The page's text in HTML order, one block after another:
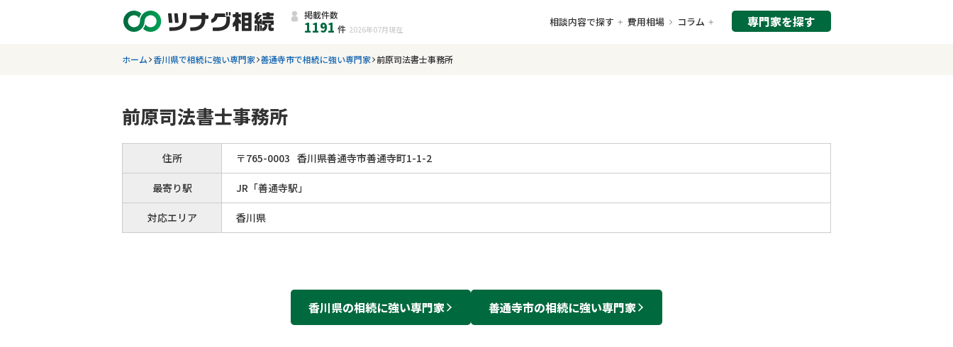
掲載件数
1191 件 2026年07月 現在
相談内容で探す 費用相場 コラム 専門家を探す
ホーム 香川県で相続に強い専門家 善通寺市で相続に強い専門家 前原司法書士事務所
前原司法書士事務所
住所 〒765-0003 香川県善通寺市善通寺町1-1-2
最寄り駅 JR「善通寺駅」
対応エリア 香川県
香川県の相続に強い専門家 善通寺市の相続に強い専門家